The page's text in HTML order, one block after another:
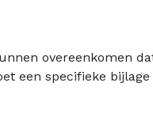
overeenkomen
een specifieke bijlage